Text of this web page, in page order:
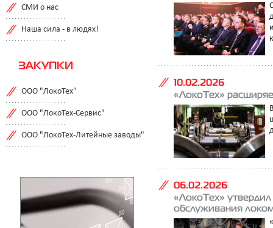
СМИ о нас
Наша сила - в людях!
ЗАКУПКИ
ООО "ЛокоТех"
ООО "ЛокоТех-Сервис"
ООО "ЛокоТех-Литейные заводы"
10.02.2026
«ЛокоТех»
06.02.2026
«ЛокоТех»
обслуживания